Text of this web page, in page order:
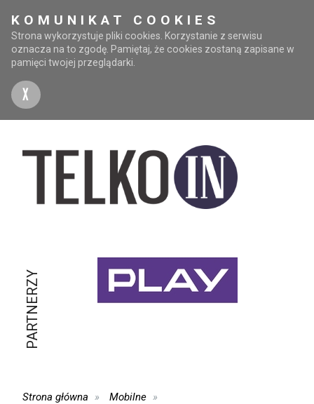
KOMUNIKAT COOKIES
Strona wykorzystuje pliki cookies. Korzystanie z serwisu
oznacza na to zgodę. Pamiętaj, że cookies zostaną zapisane w
pamięci twojej przeglądarki.
X
PARTNERZY
Strona główna
Mobilne